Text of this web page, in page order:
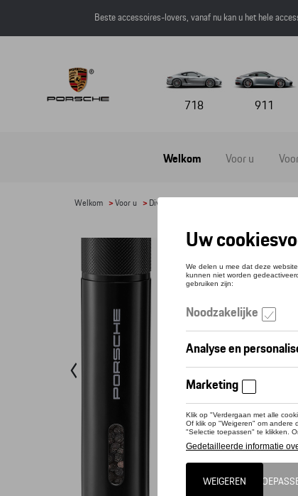
Beste accessoires-lovers, vanaf nu kan u het hele
718 911
Welkom Voor u
Welkom >Voor u > Divers